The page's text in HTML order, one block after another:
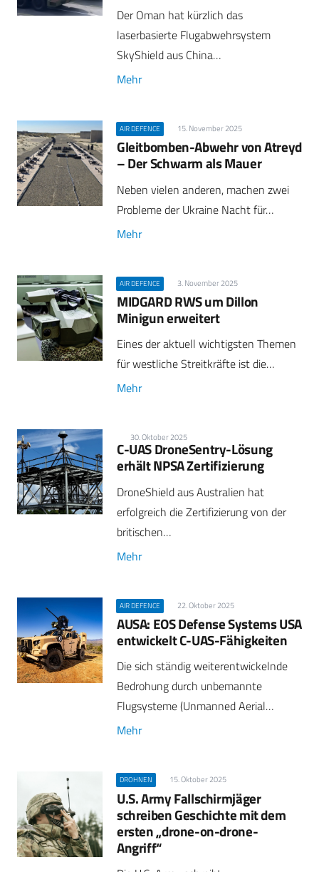
Der Oman hat kürzlich das
laserbasierte Flugabwehrsystem
SkyShield aus China…
Mehr
AIR DEFENCE 15. November 2025
Gleitbomben-Abwehr von Atreyd
– Der Schwarm als Mauer
Neben vielen anderen, machen zwei
Probleme der Ukraine Nacht für…
Mehr
AIR DEFENCE 3. November 2025
MIDGARD RWS um Dillon
Minigun erweitert
Eines der aktuell wichtigsten Themen
für westliche Streitkräfte ist die…
Mehr
30. Oktober 2025
C-UAS DroneSentry-Lösung
erhält NPSA Zertifizierung
DroneShield aus Australien hat
erfolgreich die Zertifizierung von der
britischen…
Mehr
AIR DEFENCE 22. Oktober 2025
AUSA: EOS Defense Systems USA
entwickelt C-UAS-Fähigkeiten
Die sich ständig weiterentwickelnde
Bedrohung durch unbemannte
Flugsysteme (Unmanned Aerial…
Mehr
DROHNEN 15. Oktober 2025
U.S. Army Fallschirmjäger
schreiben Geschichte mit dem
ersten „drone-on-drone-
Angriff“